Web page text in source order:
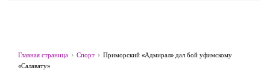
Главная страница Спорт
Приморский «Адмирал» дал бой уфимскому
«Салавату»